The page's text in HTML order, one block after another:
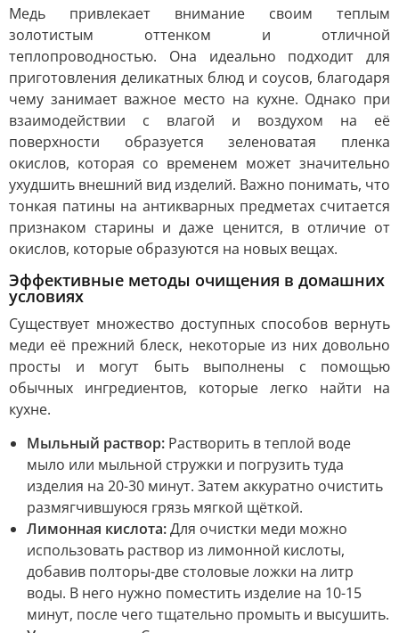
Медь привлекает внимание своим теплым
золотистым оттенком и отличной
теплопроводностью. Она идеально подходит для
приготовления деликатных блюд и соусов, благодаря
чему занимает важное место на кухне. Однако при
взаимодействии с влагой и воздухом на её
поверхности образуется зеленоватая пленка
окислов, которая со временем может значительно
ухудшить внешний вид изделий. Важно понимать, что
тонкая патины на антикварных предметах считается
признаком старины и даже ценится, в отличие от
окислов, которые образуются на новых вещах.
Эффективные методы очищения в домашних
условиях
Существует множество доступных способов вернуть
меди её прежний блеск, некоторые из них довольно
просты и могут быть выполнены с помощью
обычных ингредиентов, которые легко найти на
кухне.
Мыльный раствор: Растворить в теплой воде
мыло или мыльной стружки и погрузить туда
изделия на 20-30 минут. Затем аккуратно очистить
размягчившуюся грязь мягкой щёткой.
Лимонная кислота:Для очистки меди можно
использовать раствор из лимонной кислоты,
добавив полторы-две столовые ложки на литр
воды. В него нужно поместить изделие на 10-15
минут, после чего тщательно промыть и высушить.